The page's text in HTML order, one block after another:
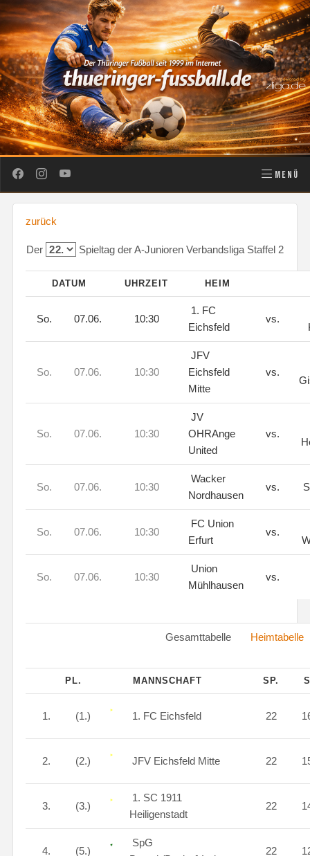
MENÜ
zurück
Der Spieltag der A-Junioren Verbandsliga Staffel 2
DATUM UHRZEIT HEIM
So. 07.06. 10:30
1. FC
Eichsfeld
vs.
So. 07.06. 10:30
JFV
Eichsfeld
Mitte
vs.
So. 07.06. 10:30
JV
OHRAnge
United
vs.
So. 07.06. 10:30
Wacker
Nordhausen
vs.
So. 07.06. 10:30
FC Union
Erfurt
vs.
So. 07.06. 10:30
Union
Mühlhausen
vs.
Gesamttabelle Heimtabelle
PL. MANNSCHAFT SP.
1. (1.) 1. FC Eichsfeld 22
2. (2.) JFV Eichsfeld Mitte 22
3. (3.)
1. SC 1911
Heiligenstadt
22
4. (5.)
SpG
22